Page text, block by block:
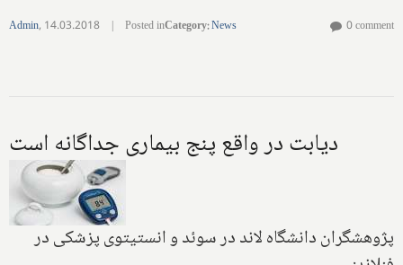
Admin, 14.03.2018 | Posted inCategory:News 0 comment
دیابت در واقع پنج بیماری جداگانه است
پژوهشگران دانشگاه لاند در سوئد و انستیتوی پزشکی در